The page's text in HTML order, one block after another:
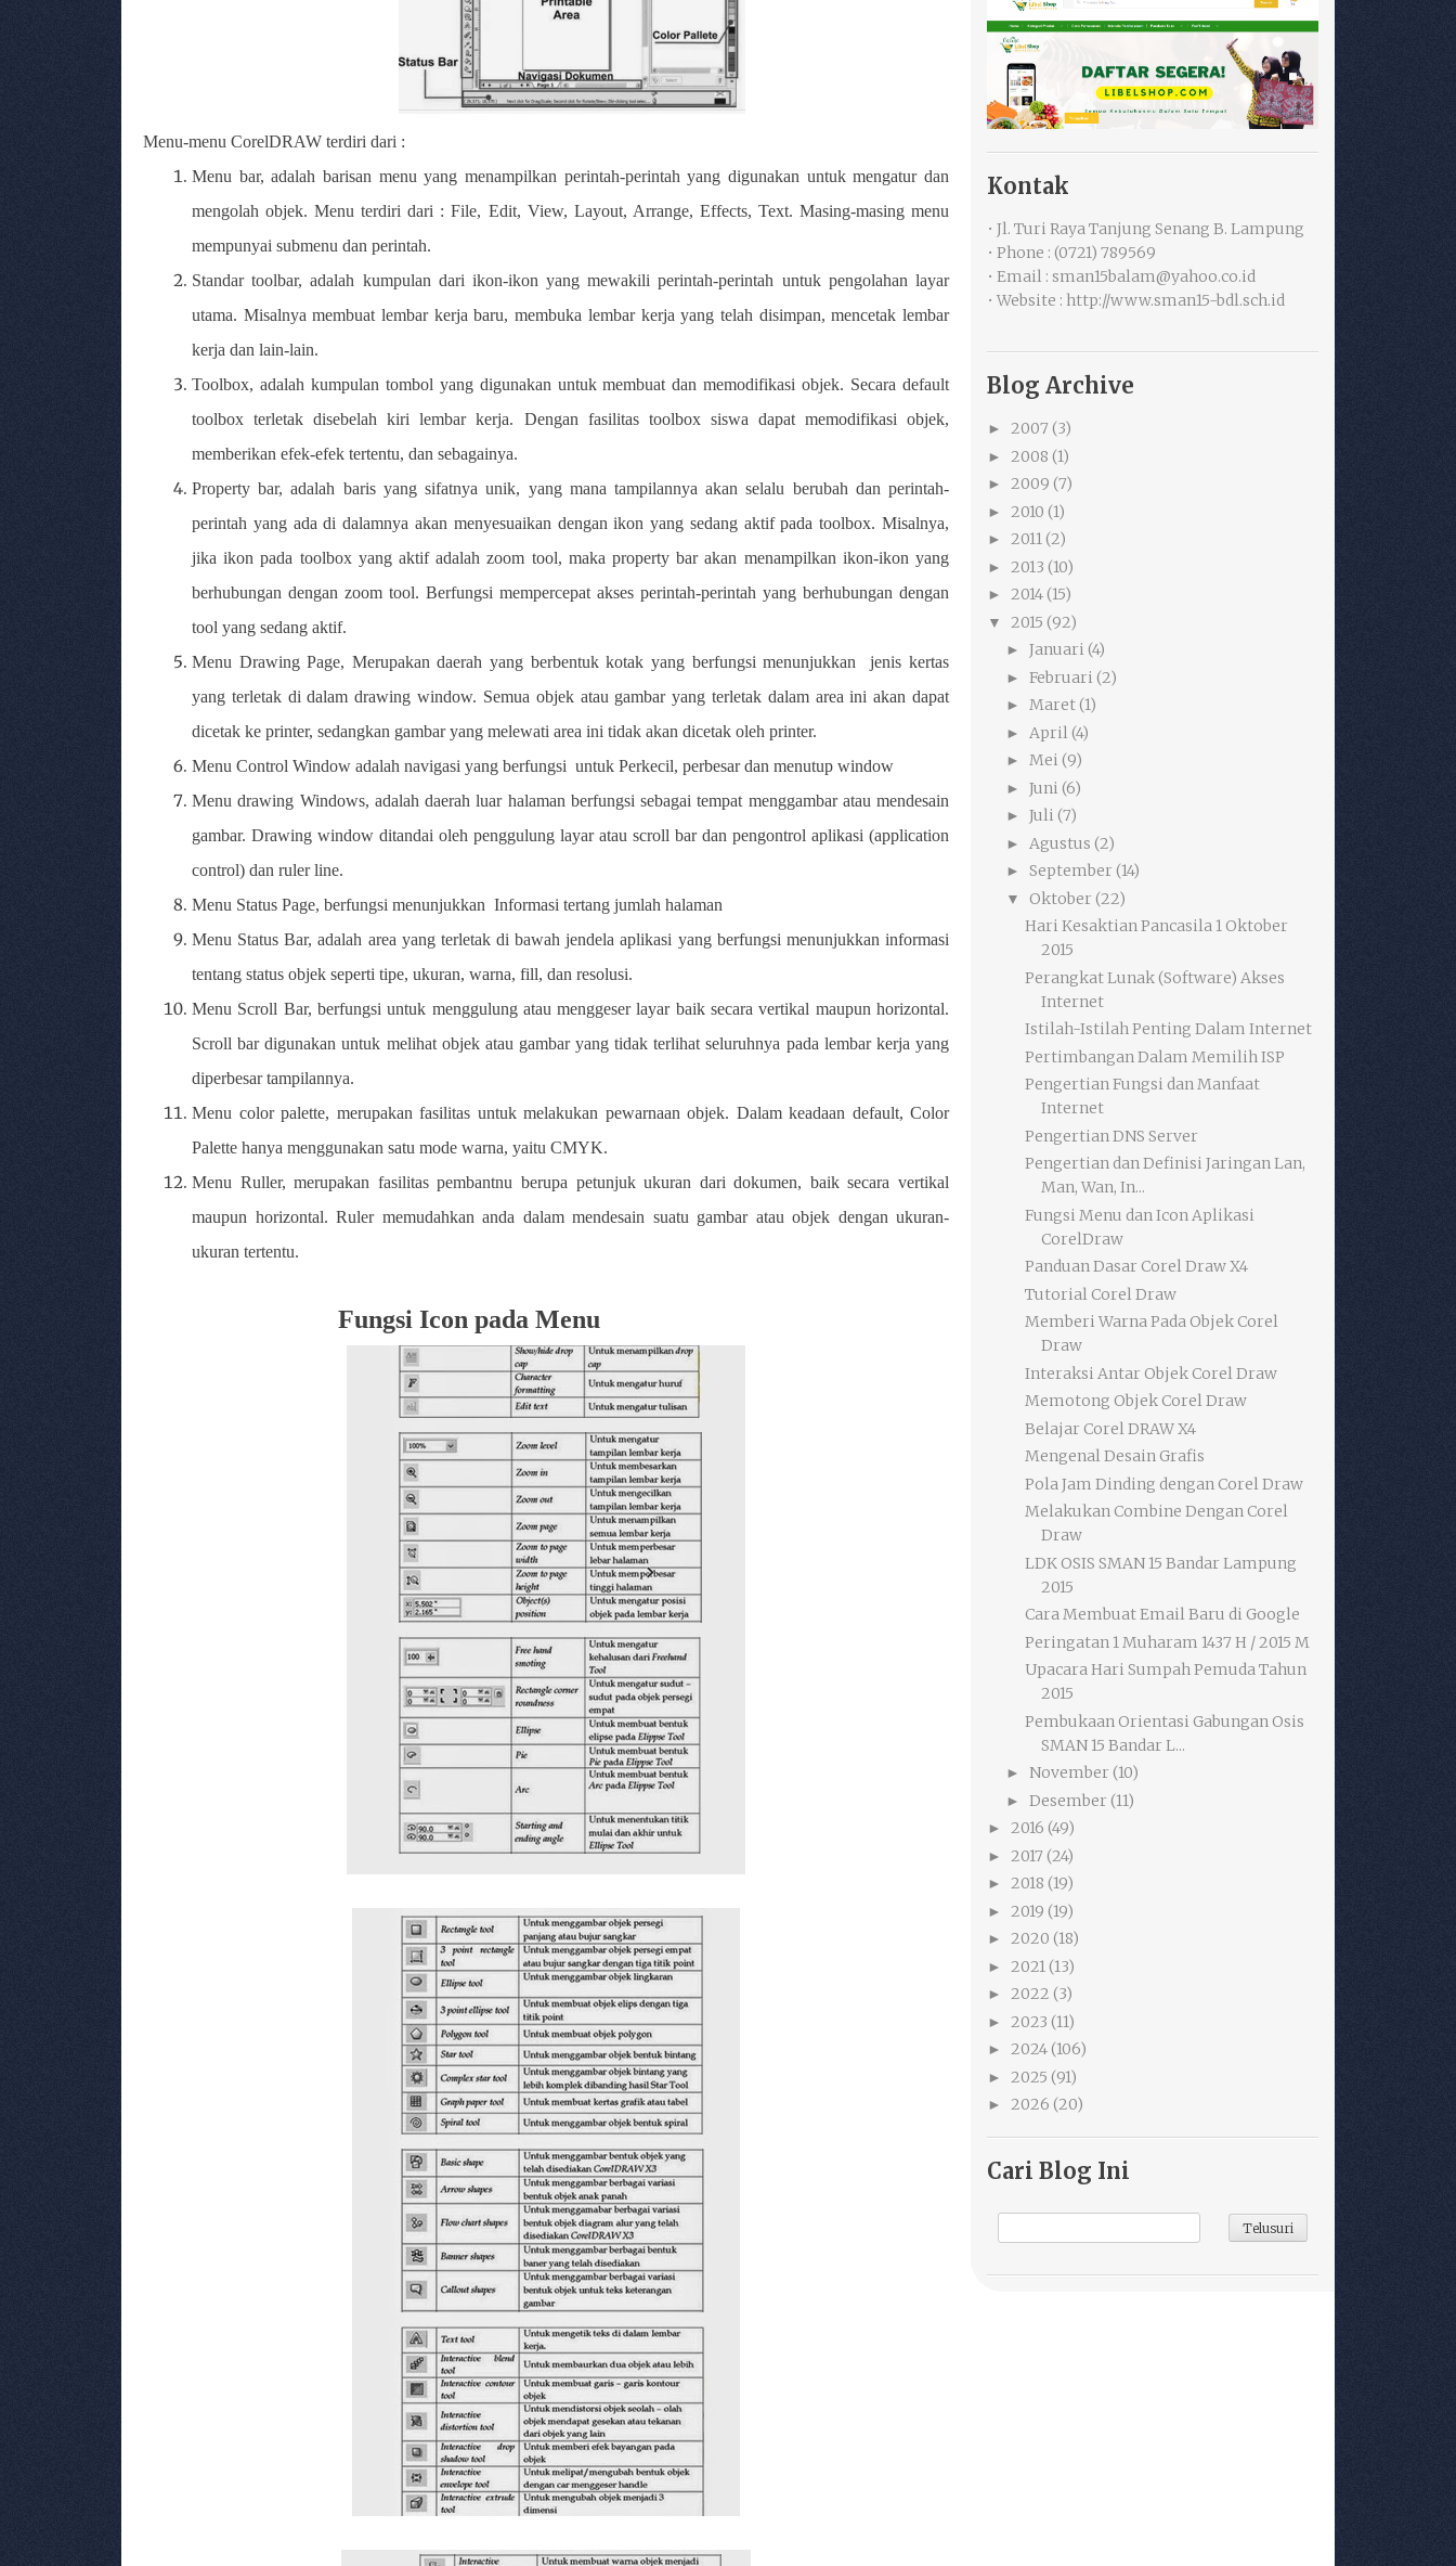
Menu-menu CorelDRAW terdiri dari :
Menu bar, adalah barisan menu yang menampilkan perintah-perintah yang digunakan untuk mengatur dan
mengolah objek. Menu terdiri dari : File, Edit, View, Layout, Arrange, Effects, Text. Masing-masing menu
mempunyai submenu dan perintah.
Standar toolbar, adalah kumpulan dari ikon-ikon yang mewakili perintah-perintah untuk pengolahan layar
utama. Misalnya membuat lembar kerja baru, membuka lembar kerja yang telah disimpan, mencetak lembar
kerja dan lain-lain.
Toolbox, adalah kumpulan tombol yang digunakan untuk membuat dan memodifikasi objek. Secara default
toolbox terletak disebelah kiri lembar kerja. Dengan fasilitas toolbox siswa dapat memodifikasi objek,
memberikan efek-efek tertentu, dan sebagainya.
Property bar, adalah baris yang sifatnya unik, yang mana tampilannya akan selalu berubah dan perintah-
perintah yang ada di dalamnya akan menyesuaikan dengan ikon yang sedang aktif pada toolbox. Misalnya,
jika ikon pada toolbox yang aktif adalah zoom tool, maka property bar akan menampilkan ikon-ikon yang
berhubungan dengan zoom tool. Berfungsi mempercepat akses perintah-perintah yang berhubungan dengan
tool yang sedang aktif.
Menu Drawing Page, Merupakan daerah yang berbentuk kotak yang berfungsi menunjukkan
jenis kertas
yang terletak di dalam drawing window. Semua objek atau gambar yang terletak dalam area ini akan dapat
dicetak ke printer, sedangkan gambar yang melewati area ini tidak akan dicetak oleh printer.
Menu Control Window adalah navigasi yang berfungsi untuk Perkecil, perbesar dan menutup window
Menu drawing Windows, adalah daerah luar halaman berfungsi sebagai tempat menggambar atau mendesain
gambar. Drawing window ditandai oleh penggulung layar atau scroll bar dan pengontrol aplikasi (application
control) dan ruler line.
Menu Status Page, berfungsi menunjukkan Informasi tertang jumlah halaman
Menu Status Bar, adalah area yang terletak di bawah jendela aplikasi yang berfungsi menunjukkan informasi
tentang status objek seperti tipe, ukuran, warna, fill, dan resolusi.
Menu Scroll Bar, berfungsi untuk menggulung atau menggeser layar baik secara vertikal maupun horizontal.
Scroll bar digunakan untuk melihat objek atau gambar yang tidak terlihat seluruhnya pada lembar kerja yang
diperbesar tampilannya.
Menu color palette, merupakan fasilitas untuk melakukan pewarnaan objek. Dalam keadaan default, Color
Palette hanya menggunakan satu mode warna, yaitu CMYK.
Menu Ruller, merupakan fasilitas pembantnu berupa petunjuk ukuran dari dokumen, baik secara vertikal
maupun horizontal. Ruler memudahkan anda dalam mendesain suatu gambar atau objek dengan ukuran-
ukuran tertentu.
Fungsi Icon pada Menu
Kontak
• Jl. Turi Raya Tanjung Senang B. Lampung
• Phone : (0721) 789569
• Email : sman15balam@yahoo.co.id
• Website : http://www.sman15-bdl.sch.id
Blog Archive
► 2007 (3)
► 2008 (1)
► 2009 (7)
► 2010 (1)
► 2011(2)
► 2013 (10)
► 2014(15)
▼ 2015 (92)
► Januari (4)
► Februari (2)
► Maret(1)
► April(4)
► Mei (9)
► Juni (6)
► Juli (7)
► Agustus (2)
► September (14)
▼ Oktober (22)
Hari Kesaktian Pancasila 1 Oktober
2015
Perangkat Lunak (Software) Akses
Internet
Istilah-Istilah Penting Dalam Internet
Pertimbangan Dalam Memilih ISP
Pengertian Fungsi dan Manfaat
Internet
Pengertian DNS Server
Pengertian dan Definisi Jaringan Lan,
Man, Wan, In...
Fungsi Menu dan Icon Aplikasi
CorelDraw
Panduan Dasar Corel Draw X4
Tutorial Corel Draw
Memberi Warna Pada Objek Corel
Draw
Interaksi Antar Objek Corel Draw
Memotong Objek Corel Draw
Belajar Corel DRAW X4
Mengenal Desain Grafis
Pola Jam Dinding dengan Corel Draw
Melakukan Combine Dengan Corel
Draw
LDK OSIS SMAN 15 Bandar Lampung
2015
Cara Membuat Email Baru di Google
Peringatan 1 Muharam 1437 H / 2015 M
Upacara Hari Sumpah Pemuda Tahun
2015
Pembukaan Orientasi Gabungan Osis
SMAN 15 Bandar L...
► November (10)
► Desember (11)
► 2016 (49)
► 2017 (24)
► 2018 (19)
► 2019 (19)
► 2020 (18)
► 2021(13)
► 2022 (3)
► 2023 (11)
► 2024(106)
► 2025 (91)
► 2026 (20)
Cari Blog Ini